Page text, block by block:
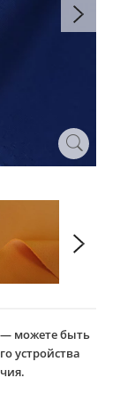
— можете быть
устройства